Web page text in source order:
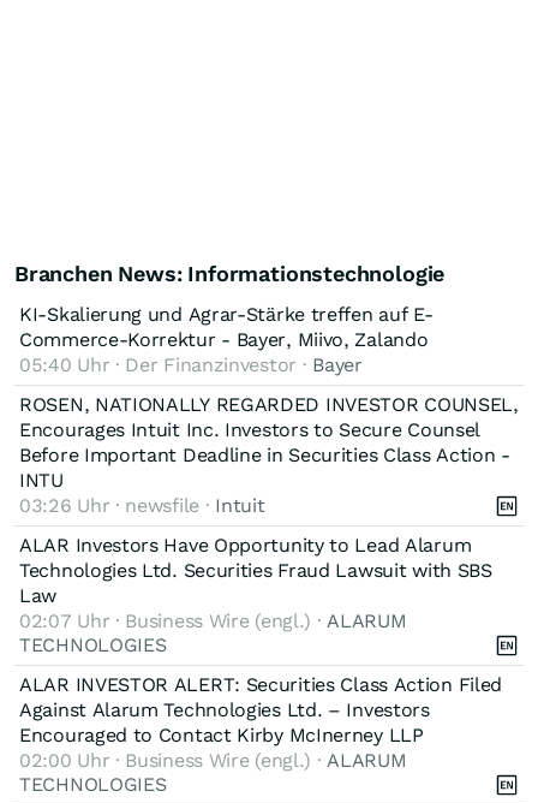
Branchen News: Informationstechnologie
KI-Skalierung und Agrar-Stärke treffen auf E-
Commerce-Korrektur - Bayer, Miivo, Zalando
05:40 Uhr · Der Finanzinvestor · Bayer
ROSEN, NATIONALLY REGARDED INVESTOR COUNSEL,
Encourages Intuit Inc. Investors to Secure Counsel
Before Important Deadline in Securities Class Action -
INTU
03:26 Uhr · newsfile · Intuit
ALAR Investors Have Opportunity to Lead Alarum
Technologies Ltd. Securities Fraud Lawsuit with SBS
Law
02:07 Uhr · Business Wire (engl.) · ALARUM
TECHNOLOGIES
ALAR INVESTOR ALERT: Securities Class Action Filed
Against Alarum Technologies Ltd. – Investors
Encouraged to Contact Kirby McInerney LLP
02:00 Uhr · Business Wire (engl.) · ALARUM
TECHNOLOGIES